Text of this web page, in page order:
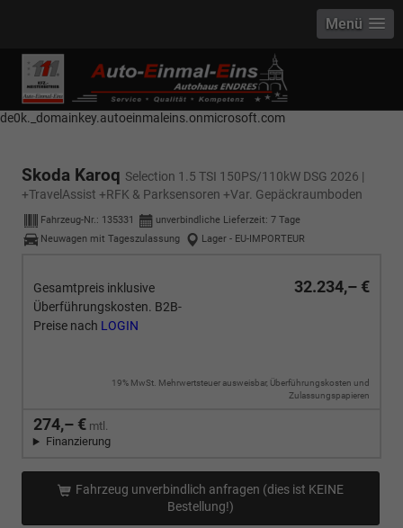
------------ Host Name : selector1._domainkey Points to address or value:
selector1-aee-de0k._domainkey.autoeinmaleins.onmicrosoft.com Host
Name : selector2._domainkey Points to address or value: selector2-aee-
de0k._domainkey.autoeinmaleins.onmicrosoft.com
Menü
Skoda Karoq Selection 1.5 TSI 150PS/110kW DSG 2026 |
+TravelAssist +RFK & Parksensoren +Var. Gepäckraumboden
Fahrzeug-Nr.: 135331 unverbindliche Lieferzeit: 7 Tage
Neuwagen mit Tageszulassung
Lager - EU-IMPORTEUR
Gesamtpreis inklusive
Überführungskosten. B2B-
Preise nach LOGIN
32.234,– €
19% MwSt. Mehrwertsteuer ausweisbar, Überführungskosten und
Zulassungspapieren
274,– € mtl.
Finanzierung
Fahrzeug unverbindlich anfragen (dies ist KEINE
Bestellung!)